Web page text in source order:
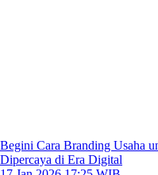
Begini Cara Branding Usaha
Dipercaya di Era Digital